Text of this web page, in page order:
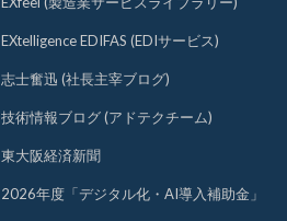
EXtelligence EDIFAS (EDIサービス)
志士奮迅 (社長主宰ブログ)
技術情報ブログ (アドテクチーム)
東大阪経済新聞
2026年度「デジタル化・AI導入補助金」